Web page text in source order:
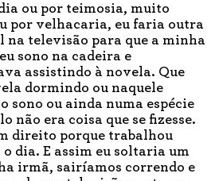
ou por teimosia, muito
por velhacaria, eu faria outra
na televisão para que a minha
sono na cadeira e
assistindo à novela. Que
dormindo ou naquele
sono ou ainda numa espécie
não era coisa que se fizesse.
direito porque trabalhou
dia. E assim eu soltaria um
irmã, sairíamos correndo e